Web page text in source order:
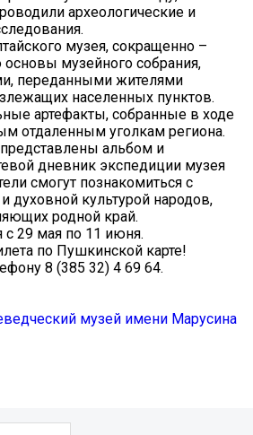
археологические и
музея, сокращенно –
музейного собрания,
переданными жителями
населенных пунктов.
артефакты, собранные в ходе
отдаленным уголкам региона.
альбом и
дневник экспедиции музея
смогут познакомиться с
духовной культурой народов,
родной край.
с 29 мая по 11 июня.
по Пушкинской карте!
8 (385 32) 4 69 64.
музей имени Марусина